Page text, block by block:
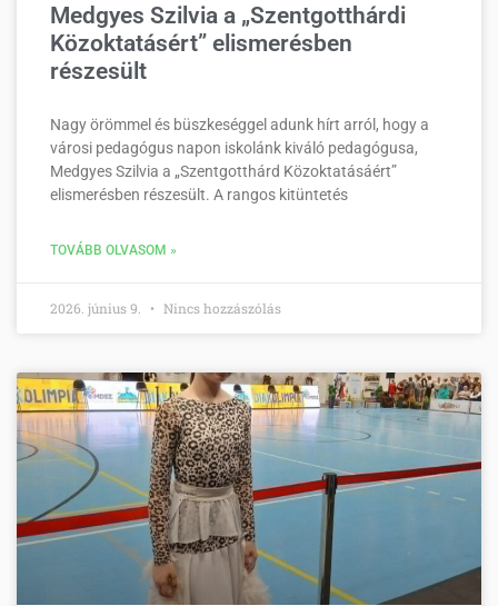
Medgyes Szilvia a „Szentgotthárdi
Közoktatásért” elismerésben
részesült
Nagy örömmel és büszkeséggel adunk hírt arról, hogy a
városi pedagógus napon iskolánk kiváló pedagógusa,
Medgyes Szilvia a „Szentgotthárd Közoktatásáért”
elismerésben részesült. A rangos kitüntetés
TOVÁBB OLVASOM »
2026. június 9. Nincs hozzászólás